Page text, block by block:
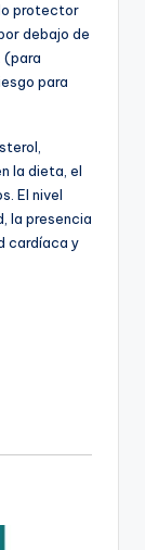
protector
debajo de
(para
para
la dieta, el
El nivel
la presencia
cardíaca y